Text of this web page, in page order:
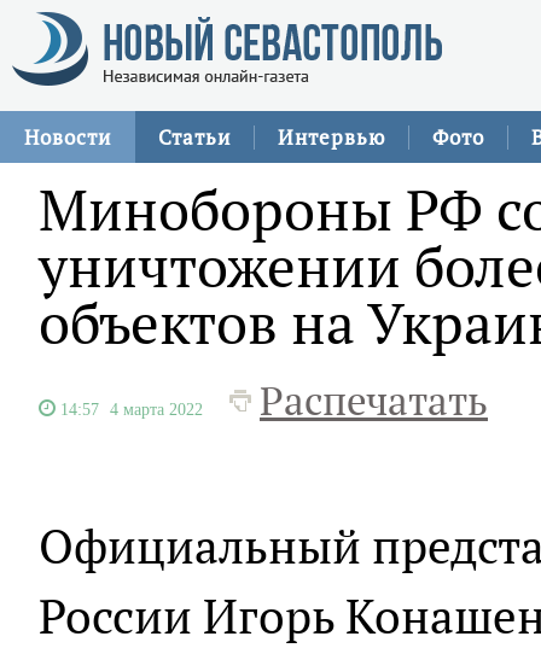
Новости Статьи Интервью Фото
Минобороны РФ
уничтожении
объектов на
14:57 4 марта 2022 Распечатать
Официальный
России Игорь